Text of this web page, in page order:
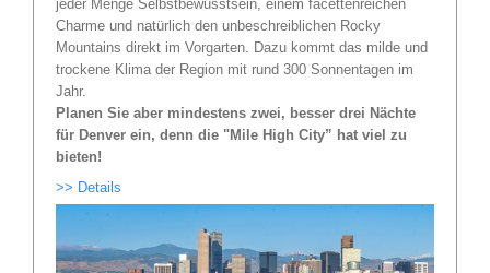
jeder Menge Selbstbewusstsein, einem facettenreichen
Charme und natürlich den unbeschreiblichen Rocky
Mountains direkt im Vorgarten. Dazu kommt das milde und
trockene Klima der Region mit rund 300 Sonnentagen im
Jahr.
Planen Sie aber mindestens zwei, besser drei Nächte
für Denver ein, denn die "Mile High City” hat viel zu
bieten!
>> Details